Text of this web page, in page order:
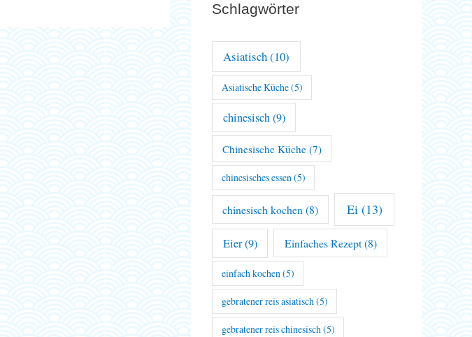
Schlagwörter
Asiatisch(10)
Asiatische Küche(5)
chinesisch(9)
Chinesische Küche(7)
chinesisches essen(5)
chinesisch kochen (8) Ei(13)
Eier(9) Einfaches Rezept(8)
einfach kochen(5)
gebratener reis asiatisch(5)
gebratener reis chinesisch(5)